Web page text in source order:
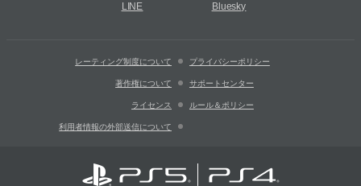
LINE Bluesky
レーティング制度について プライバシーポリシー
著作権について サポートセンター
ライセンス ルール＆ポリシー
利用者情報の外部送信について